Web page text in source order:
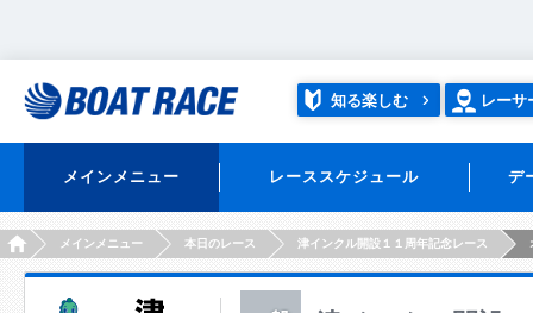
知る楽しむ レーサ
メインメニュー レーススケジュール デ
HOMEメインメニュー 本日のレース 津インクル開設１１周年記念レース